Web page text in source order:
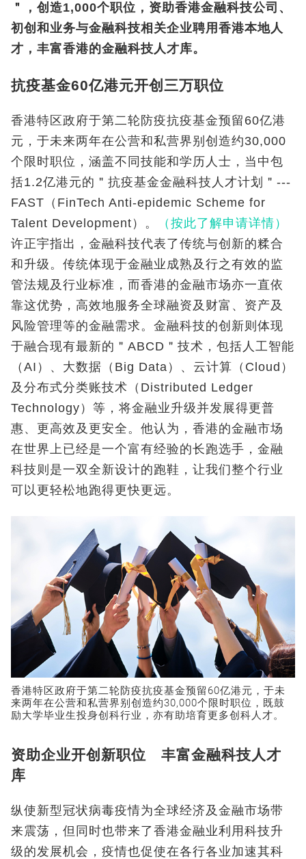
＂，创造1,000个职位，资助香港金融科技公司、
初创和业务与金融科技相关企业聘用香港本地人
才，丰富香港的金融科技人才库。
抗疫基金60亿港元开创三万职位
香港特区政府于第二轮防疫抗疫基金预留60亿港
元，于未来两年在公营和私营界别创造约30,000
个限时职位，涵盖不同技能和学历人士，当中包
括1.2亿港元的＂抗疫基金金融科技人才计划＂---
FAST（FinTech Anti-epidemic Scheme for
Talent Development）。
（按此了解申请详情）
许正宇指出，金融科技代表了传统与创新的糅合
和升级。传统体现于金融业成熟及行之有效的监
管法规及行业标准，而香港的金融市场亦一直依
靠这优势，高效地服务全球融资及财富、资产及
风险管理等的金融需求。金融科技的创新则体现
于融合现有最新的＂ABCD＂技术，包括人工智能
（AI）、大数据（Big Data）、云计算（Cloud）
及分布式分类账技术（Distributed Ledger
Technology）等，将金融业升级并发展得更普
惠、更高效及更安全。他认为，香港的金融市场
在世界上已经是一个富有经验的长跑选手，金融
科技则是一双全新设计的跑鞋，让我们整个行业
可以更轻松地跑得更快更远。
香港特区政府于第二轮防疫抗疫基金预留60亿港元，于未
来两年在公营和私营界别创造约30,000个限时职位，既鼓
励大学毕业生投身创科行业，亦有助培育更多创科人才。
资助企业开创新职位 丰富金融科技人才
库
纵使新型冠状病毒疫情为全球经济及金融市场带
来震荡，但同时也带来了香港金融业利用科技升
级的发展机会，疫情也促使在各行各业加速其科